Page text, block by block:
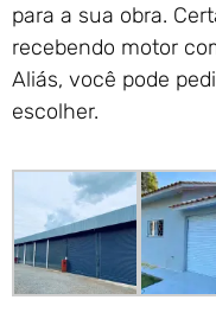
para a sua obra.
recebendo motor
Aliás, você pode
escolher.